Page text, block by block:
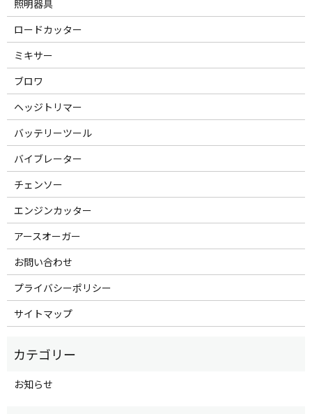
照明器具
ロードカッター
ミキサー
ブロワ
ヘッジトリマー
バッテリーツール
バイブレーター
チェンソー
エンジンカッター
アースオーガー
お問い合わせ
プライバシーポリシー
サイトマップ
お知らせ